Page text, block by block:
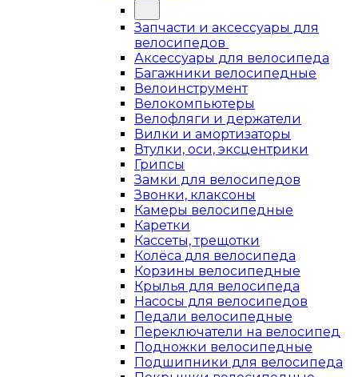
Запчасти и аксессуары для
велосипедов
Аксессуары для велосипеда
Багажники велосипедные
Велоинструмент
Велокомпьютеры
Велофляги и держатели
Вилки и амортизаторы
Втулки, оси, эксцентрики
Грипсы
Замки для велосипедов
Звонки, клаксоны
Камеры велосипедные
Каретки
Кассеты, трещотки
Колёса для велосипеда
Корзины велосипедные
Крылья для велосипеда
Насосы для велосипедов
Педали велосипедные
Переключатели на велосипед
Подножки велосипедные
Подшипники для велосипеда